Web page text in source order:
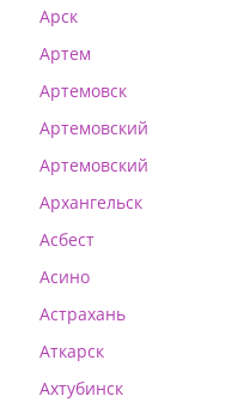
Арск
Артем
Артемовск
Артемовский
Артемовский
Архангельск
Асбест
Асино
Астрахань
Аткарск
Ахтубинск